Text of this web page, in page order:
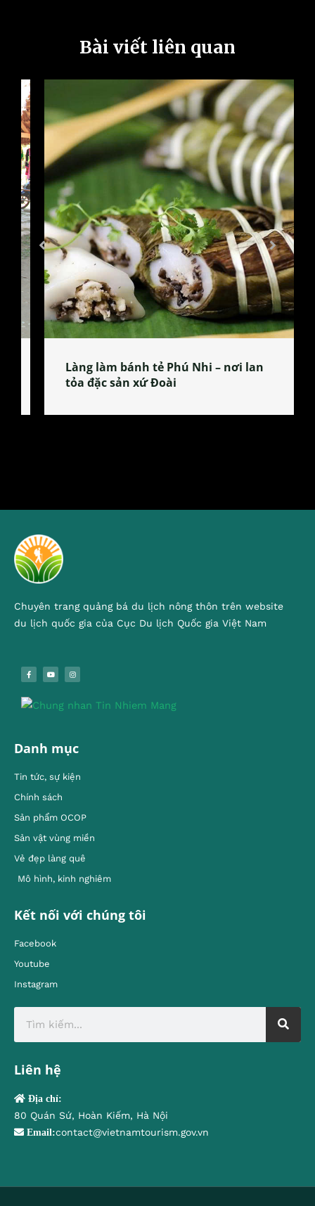
Bài viết liên quan
Làng làm bánh tẻ Phú Nhi – nơi lan
tỏa đặc sản xứ Đoài
Chuyên trang quảng bá du lịch nông thôn trên website
du lịch quốc gia của Cục Du lịch Quốc gia Việt Nam
Danh mục
Tin tức, sự kiện
Chính sách
Sản phẩm OCOP
Sản vật vùng miền
Vẻ đẹp làng quê
Mô hình, kinh nghiêm
Kết nối với chúng tôi
Facebook
Youtube
Instagram
Liên hệ
Địa chỉ:
80 Quán Sứ, Hoàn Kiếm, Hà Nội
Email:contact@vietnamtourism.gov.vn